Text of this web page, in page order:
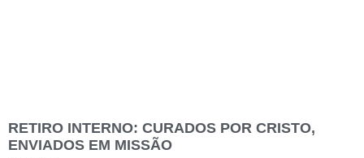
RETIRO INTERNO: CURADOS POR CRISTO,
ENVIADOS EM MISSÃO